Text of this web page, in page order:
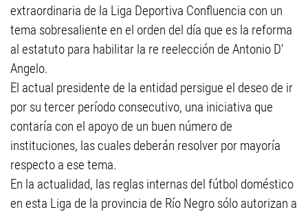
extraordinaria de la Liga Deportiva Confluencia con un
tema sobresaliente en el orden del día que es la reforma
al estatuto para habilitar la re reelección de Antonio D’
Angelo.
El actual presidente de la entidad persigue el deseo de ir
por su tercer período consecutivo, una iniciativa que
contaría con el apoyo de un buen número de
instituciones, las cuales deberán resolver por mayoría
respecto a ese tema.
En la actualidad, las reglas internas del fútbol doméstico
en esta Liga de la provincia de Río Negro sólo autorizan a